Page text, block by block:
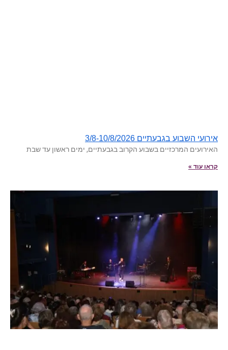
אירועי השבוע בגבעתיים 3/8-10/8/2026
האירועים המרכזיים בשבוע הקרוב בגבעתיים, ימים ראשון עד שבת
קראו עוד »